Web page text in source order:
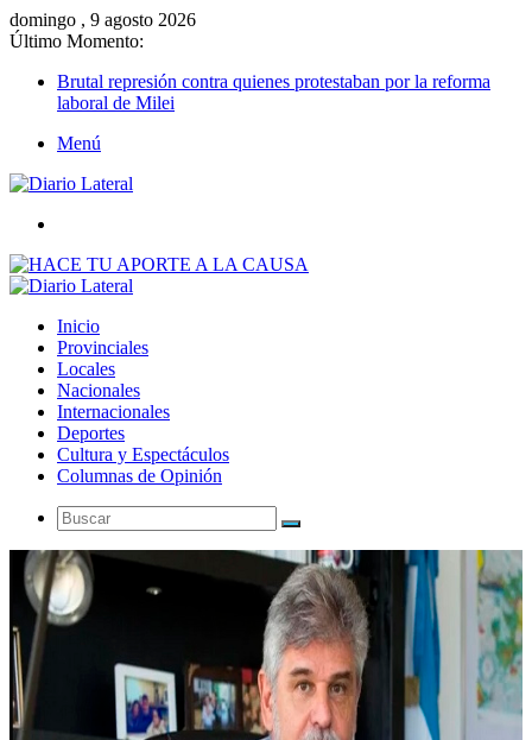
domingo , 9 agosto 2026
Último Momento:
Brutal represión contra quienes protestaban por la reforma
laboral de Milei
Menú
Inicio
Provinciales
Locales
Nacionales
Internacionales
Deportes
Cultura y Espectáculos
Columnas de Opinión
Buscar